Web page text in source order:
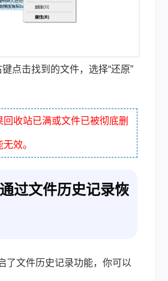
点击找到的文件，选择“还原”
回收站已满或文件已被彻底删
效。
过文件历史记录恢
了文件历史记录功能，你可以